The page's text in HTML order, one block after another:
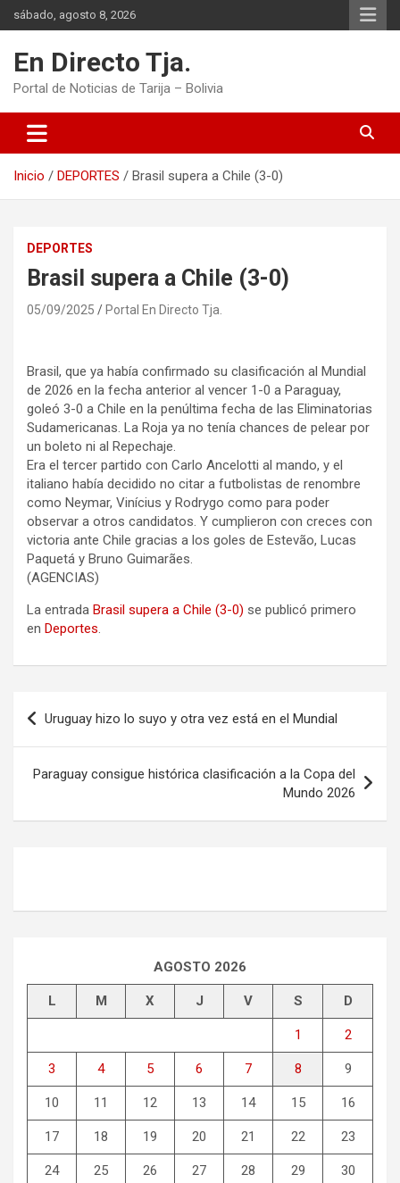
Saltar
al
sábado, agosto 8, 2026
En Directo Tja.
Portal de Noticias de Tarija – Bolivia
Inicio DEPORTES Brasil supera a Chile (3-0)
DEPORTES
Brasil supera a Chile (3-0)
05/09/2025 Portal En Directo Tja.
Brasil, que ya había confirmado su clasificación al Mundial
de 2026 en la fecha anterior al vencer 1-0 a Paraguay,
goleó 3-0 a Chile en la penúltima fecha de las Eliminatorias
Sudamericanas. La Roja ya no tenía chances de pelear por
un boleto ni al Repechaje.
Era el tercer partido con Carlo Ancelotti al mando, y el
italiano había decidido no citar a futbolistas de renombre
como Neymar, Vinícius y Rodrygo como para poder
observar a otros candidatos. Y cumplieron con creces con
victoria ante Chile gracias a los goles de Estevão, Lucas
Paquetá y Bruno Guimarães.
(AGENCIAS)
La entrada Brasil supera a Chile (3-0) se publicó primero
en Deportes.
Navegación
de
entradas
Uruguay hizo lo suyo y otra vez está en el Mundial
Paraguay consigue histórica clasificación a la Copa del
Mundo 2026
AGOSTO 2026
L M X J V S D
1 2
3 4 5 6 7 8 9
10 11 12 13 14 15 16
17 18 19 20 21 22 23
24 25 26 27 28 29 30